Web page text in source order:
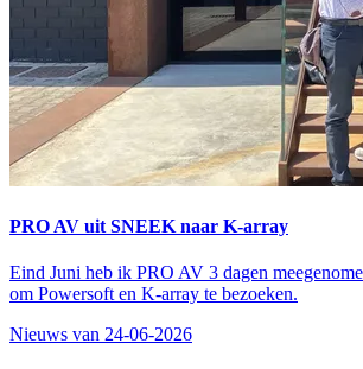
PRO AV uit SNEEK naar K-array
Eind Juni heb ik PRO AV 3 dagen
om Powersoft en K-array te bezoeken.
Nieuws van 24-06-2026